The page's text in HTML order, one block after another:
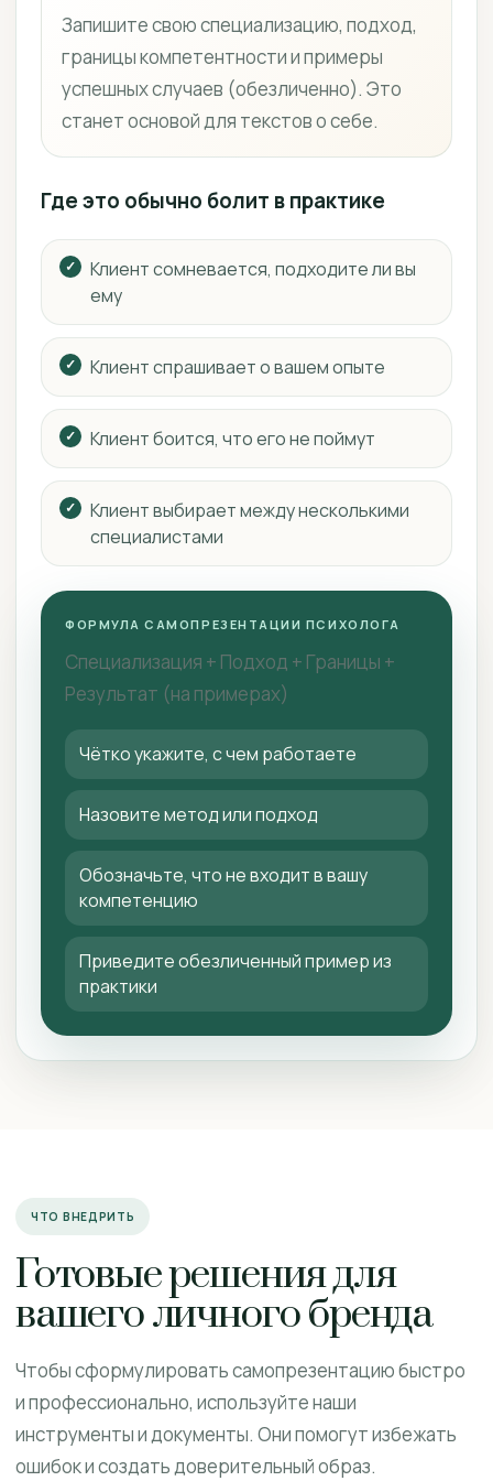
Запишите свою специализацию, подход,
границы компетентности и примеры
успешных случаев (обезличенно). Это
станет основой для текстов о себе.
Где это обычно болит в практике
Клиент сомневается, подходите ли вы
ему
Клиент спрашивает о вашем опыте
Клиент боится, что его не поймут
Клиент выбирает между несколькими
специалистами
ФОРМУЛА САМОПРЕЗЕНТАЦИИ ПСИХОЛОГА
Специализация + Подход + Границы +
Результат (на примерах)
Чётко укажите, с чем работаете
Назовите метод или подход
Обозначьте, что не входит в вашу
компетенцию
Приведите обезличенный пример из
практики
ЧТО ВНЕДРИТЬ
Готовые решения для
вашего личного бренда
Чтобы сформулировать самопрезентацию быстро
и профессионально, используйте наши
инструменты и документы. Они помогут избежать
ошибок и создать доверительный образ.